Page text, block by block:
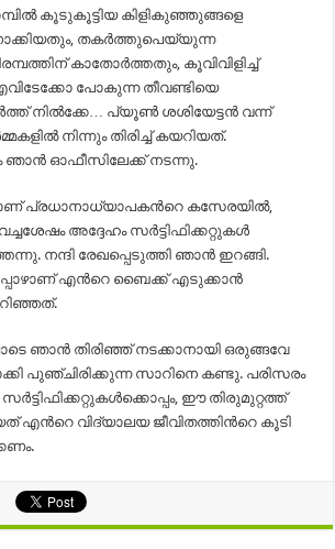
കൂടുകൂട്ടിയ കിളികുഞ്ഞുങ്ങളെ
തകര്‍ത്തുപെയ്യുന്ന
കാതോര്‍ത്തതും, കൂവിവിളിച്ച്
പോകുന്ന തീവണ്ടിയെ
നില്‍ക്കേ… പ്യൂണ്‍ ശശിയേട്ടന്‍ വന്ന്
നിന്നും തിരിച്ച് കയറിയത്.
ഞാന്‍ ഓഫീസിലേക്ക് നടന്നു.
പ്രധാനാധ്യാപകന്‍റെ കസേരയില്‍,
അദ്ദേഹം സര്‍ട്ടിഫിക്കറ്റുകള്‍
നന്ദി രേഖപ്പെടുത്തി ഞാന്‍ ഇറങ്ങി.
എന്‍റെ ബൈക്ക് എടുക്കാന്‍
ഞാന്‍ തിരിഞ്ഞ് നടക്കാനായി ഒരുങ്ങവേ
പുഞ്ചിരിക്കുന്ന സാറിനെ കണ്ടു. പരിസരം
സര്‍ട്ടിഫിക്കറ്റുകള്‍ക്കൊപ്പം, ഈ തിരുമുറ്റത്ത്
എന്‍റെ വിദ്യാലയ ജീവിതത്തിന്‍റെ കൂടി